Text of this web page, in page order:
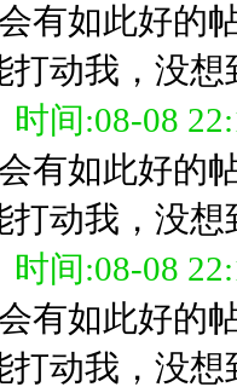
有如此好的
打动我，没
时间:08-08
有如此好的
打动我，没
时间:08-08
有如此好的
打动我，没